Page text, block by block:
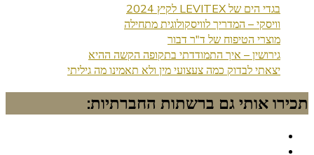
בגדי הים של LEVITEX לקיץ 2024
וויסקי – המדריך לוויסקולוגית מתחילה
מוצרי הטיפוח של ד"ר דבור
גירושין – איך התמודדתי בתקופה הקשה ההיא
יצאתי לבדוק כמה צעצועי מין ולא תאמינו מה גיליתי
תכירו אותי גם ברשתות החברתיות: